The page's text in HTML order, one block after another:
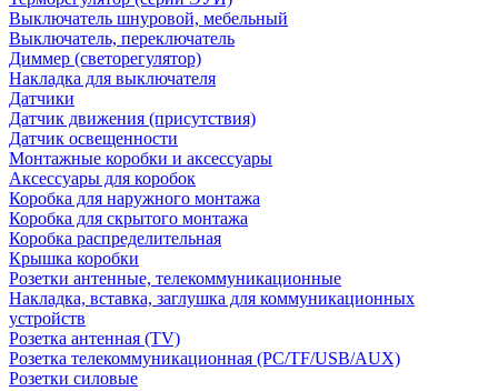
Выключатель шнуровой, мебельный
Выключатель, переключатель
Диммер (светорегулятор)
Накладка для выключателя
Датчики
Датчик движения (присутствия)
Датчик освещенности
Монтажные коробки и аксессуары
Аксессуары для коробок
Коробка для наружного монтажа
Коробка для скрытого монтажа
Коробка распределительная
Крышка коробки
Розетки антенные, телекоммуникационные
Накладка, вставка, заглушка для коммуникационных
устройств
Розетка антенная (TV)
Розетка телекоммуникационная (PC/TF/USB/AUX)
Розетки силовые